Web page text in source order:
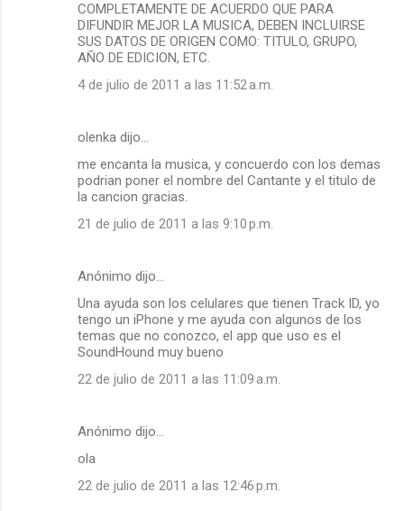
COMPLETAMENTE DE ACUERDO QUE PARA
DIFUNDIR MEJOR LA MUSICA, DEBEN INCLUIRSE
SUS DATOS DE ORIGEN COMO: TITULO, GRUPO,
AÑO DE EDICION, ETC.
4 de julio de 2011 a las 11:52 a.m.
olenka dijo…
me encanta la musica, y concuerdo con los demas
podrian poner el nombre del Cantante y el titulo de
la cancion gracias.
21 de julio de 2011 a las 9:10 p.m.
Anónimo dijo…
Una ayuda son los celulares que tienen Track ID, yo
tengo un iPhone y me ayuda con algunos de los
temas que no conozco, el app que uso es el
SoundHound muy bueno
22 de julio de 2011 a las 11:09 a.m.
Anónimo dijo…
ola
22 de julio de 2011 a las 12:46 p.m.